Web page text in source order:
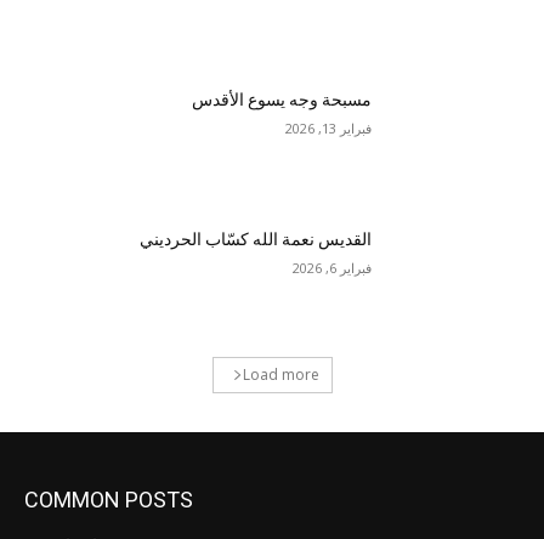
مسبحة وجه يسوع الأقدس
فبراير 13, 2026
القديس نعمة الله كسّاب الحرديني
فبراير 6, 2026
Load more
COMMON POSTS